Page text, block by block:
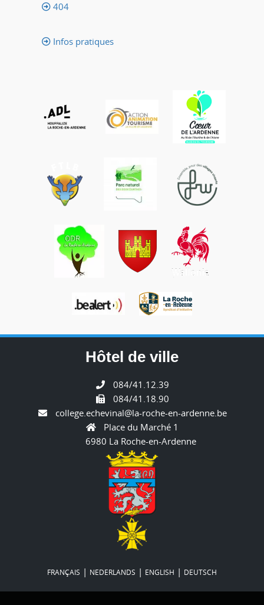
404
Infos pratiques
Hôtel de ville
084/41.12.39
084/41.18.90
college.echevinal@la-roche-en-ardenne.be
Place du Marché 1
6980 La Roche-en-Ardenne
FRANÇAIS | NEDERLANDS | ENGLISH | DEUTSCH